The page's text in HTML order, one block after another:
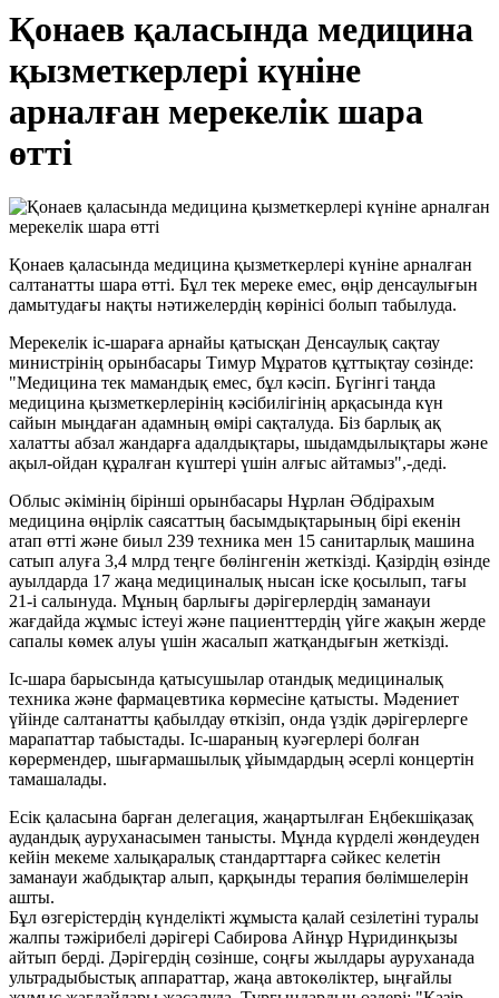
Қонаев қаласында медицина
қызметкерлері күніне
арналған мерекелік шара
өтті
Қонаев қаласында медицина қызметкерлері күніне арналған
салтанатты шара өтті. Бұл тек мереке емес, өңір денсаулығын
дамытудағы нақты нәтижелердің көрінісі болып табылуда.
Мерекелік іс-шараға арнайы қатысқан Денсаулық сақтау
министрінің орынбасары Тимур Мұратов құттықтау сөзінде:
"Медицина тек мамандық емес, бұл кәсіп. Бүгінгі таңда
медицина қызметкерлерінің кәсібилігінің арқасында күн
сайын мыңдаған адамның өмірі сақталуда. Біз барлық ақ
халатты абзал жандарға адалдықтары, шыдамдылықтары және
ақыл-ойдан құралған күштері үшін алғыс айтамыз",-деді.
Облыс әкімінің бірінші орынбасары Нұрлан Әбдірахым
медицина өңірлік саясаттың басымдықтарының бірі екенін
атап өтті және биыл 239 техника мен 15 санитарлық машина
сатып алуға 3,4 млрд теңге бөлінгенін жеткізді. Қазірдің өзінде
ауылдарда 17 жаңа медициналық нысан іске қосылып, тағы
21-і салынуда. Мұның барлығы дәрігерлердің заманауи
жағдайда жұмыс істеуі және пациенттердің үйге жақын жерде
сапалы көмек алуы үшін жасалып жатқандығын жеткізді.
Іс-шара барысында қатысушылар отандық медициналық
техника және фармацевтика көрмесіне қатысты. Мәдениет
үйінде салтанатты қабылдау өткізіп, онда үздік дәрігерлерге
марапаттар табыстады. Іс-шараның куәгерлері болған
көрермендер, шығармашылық ұйымдардың әсерлі концертін
тамашалады.
Есік қаласына барған делегация, жаңартылған Еңбекшіқазақ
аудандық ауруханасымен танысты. Мұнда күрделі жөндеуден
кейін мекеме халықаралық стандарттарға сәйкес келетін
заманауи жабдықтар алып, қарқынды терапия бөлімшелерін
ашты.
Бұл өзгерістердің күнделікті жұмыста қалай сезілетіні туралы
жалпы тәжірибелі дәрігері Сабирова Айнұр Нұридинқызы
айтып берді. Дәрігердің сөзінше, соңғы жылдары ауруханада
ультрадыбыстық аппараттар, жаңа автокөліктер, ыңғайлы